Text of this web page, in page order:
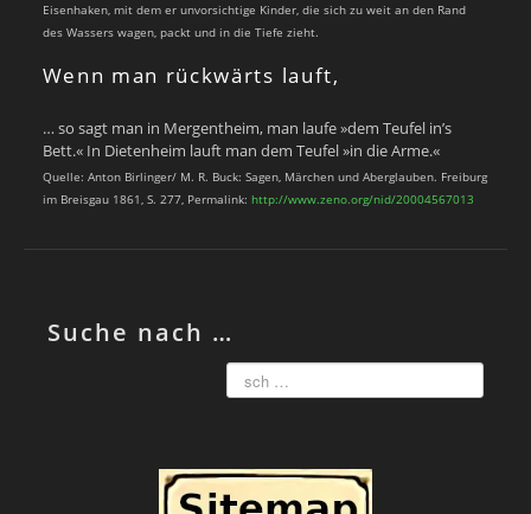
Eisenhaken, mit dem er unvorsichtige Kinder, die sich zu weit an den Rand
des Wassers wagen, packt und in die Tiefe zieht.
Wenn man rückwärts lauft,
… so sagt man in Mergentheim, man laufe »dem Teufel in’s
Bett.« In Dietenheim lauft man dem Teufel »in die Arme.«
Quelle: Anton Birlinger/ M. R. Buck: Sagen, Märchen und Aberglauben. Freiburg
im Breisgau 1861, S. 277, Permalink: http://www.zeno.org/nid/20004567013
Suche nach …